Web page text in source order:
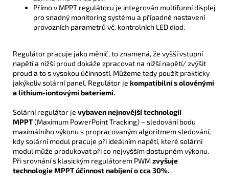
Přímo v MPPT regulátoru je integrován multifunní displej
pro snadný monitoring systému a případné nastavení
provozních parametrů vč. kontrolních LED diod.
Regulátor pracuje jako měnič, to znamená, že vyšší vstupní
napětí a nižší proud dokáže zpracovat na nižší napětí/ zvýšit
proud a to s vysokou účinností. Můžeme tedy použít prakticky
jakýkoliv solární panel. Regulátor je kompatibilní s olověnými
a lithium-iontovými bateriemi.
Solární regulátor je vybaven nejnovější technologií
MPPT(Maximum PowerPoint Tracking) – sledování bodu
maximálního výkonu s propracovaným algoritmem sledování,
kdy solární modul pracuje při ideálním napětí, které solární
modul může produkovat při co nejvyšším dostupném výkonu.
Při srovnání s klasickým regulátorem PWMzvyšuje
technologie MPPT účinnost nabíjení o cca 30%.